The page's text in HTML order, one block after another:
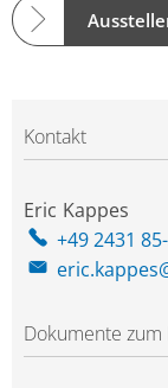
Kontakt
Eric Kappes
+49 2431
Dokumente zum